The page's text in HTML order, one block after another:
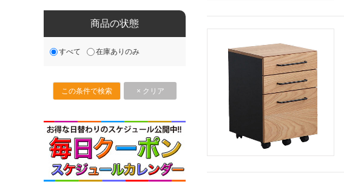
商品の状態
すべて 在庫ありのみ